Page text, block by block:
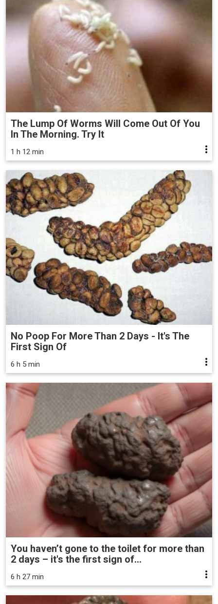
The Lump Of Worms Will Come Out Of You
In The Morning. Try It
1 h 12 min
No Poop For More Than 2 Days - It's The
First Sign Of
6 h 5 min
You haven’t gone to the toilet for more than
2 days – it's the first sign of...
6 h 27 min